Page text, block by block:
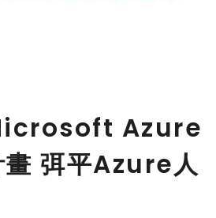
Azure
畫 弭平Azure人